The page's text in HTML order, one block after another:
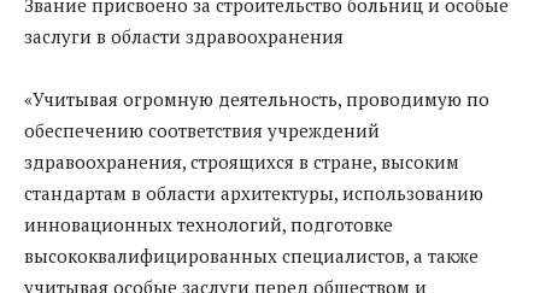
заслуги в области здравоохранения
«Учитывая огромную деятельность, проводимую по
обеспечению соответствия учреждений
здравоохранения, строящихся в стране, высоким
стандартам в области архитектуры, использованию
инновационных технологий, подготовке
высококвалифицированных специалистов, а также
учитывая особые заслуги перед обществом и